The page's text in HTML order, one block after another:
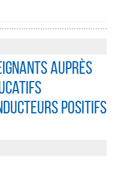
auprès
positifs